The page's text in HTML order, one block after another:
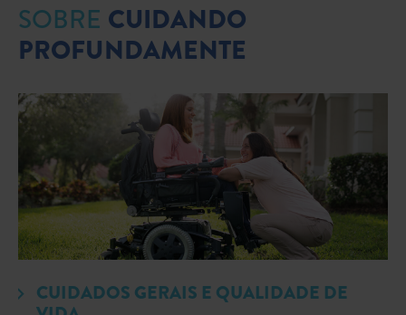
SOBRE CUIDANDO
PROFUNDAMENTE
CUIDADOS GERAIS E QUALIDADE DE